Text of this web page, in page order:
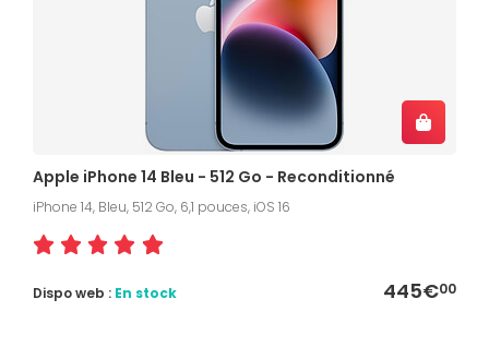
Apple iPhone 14 Bleu - 512 Go - Reconditionné
iPhone 14, Bleu, 512 Go, 6,1 pouces, iOS 16
445€00
Dispo web : En stock